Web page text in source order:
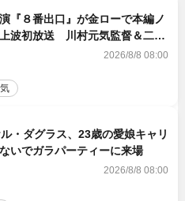
『８番出口』が金ローで本編ノ
波初放送 川村元気監督＆二宮
2026/8/8 08:00
・ダグラス、23歳の愛娘キャリ
いでガラパーティーに来場
2026/8/8 08:00